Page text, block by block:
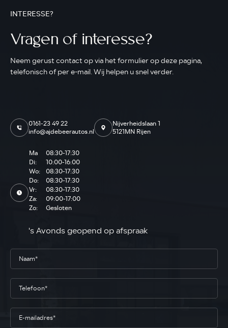
INTERESSE?
Vragen of interesse?
Neem gerust contact op via het formulier op deze pagina,
telefonisch of per e-mail. Wij helpen u snel verder.
0161-23 49 22
info@ajdebeerautos.nl
Nijverheidslaan 1
5121MN Rijen
Ma
08:30-17:30
Di:
10:00-16:00
Wo:
08:30-17:30
Do:
08:30-17:30
Vr:
08:30-17:30
Za:
09:00-17:00
Zo:
Gesloten
's Avonds geopend op afspraak